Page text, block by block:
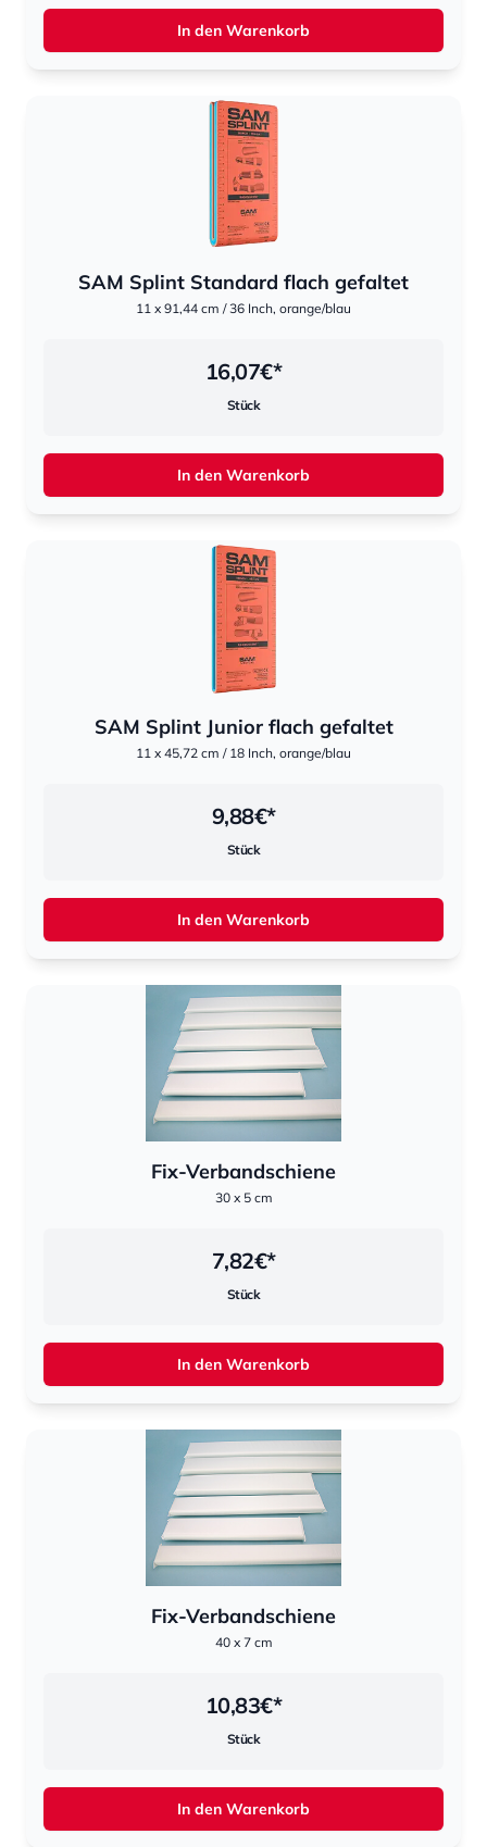
In den Warenkorb
SAM Splint Standard flach gefaltet
11 x 91,44 cm / 36 Inch, orange/blau
hestomed
16,07€*
Stück
In den Warenkorb
SAM Splint Junior flach gefaltet
11 x 45,72 cm / 18 Inch, orange/blau
9,88€*
Stück
In den Warenkorb
Fix-Verbandschiene
30 x 5 cm
7,82€*
Stück
In den Warenkorb
Fix-Verbandschiene
40 x 7 cm
10,83€*
Stück
In den Warenkorb